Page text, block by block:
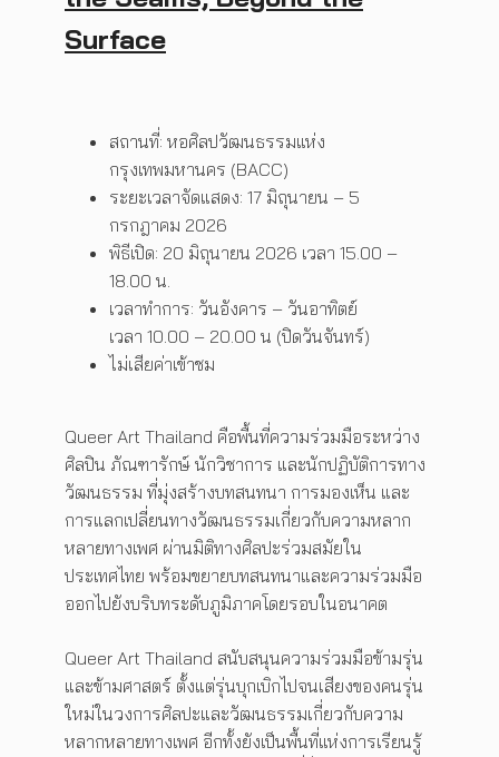
Surface
สถานที่: หอศิลปวัฒนธรรมแห่ง
กรุงเทพมหานคร (BACC)
ระยะเวลาจัดแสดง: 17 มิถุนายน – 5
กรกฎาคม 2026
พิธีเปิด: 20 มิถุนายน 2026 เวลา 15.00 –
18.00 น.
เวลาทำการ: วันอังคาร – วันอาทิตย์
เวลา 10.00 – 20.00 น (ปิดวันจันทร์)
ไม่เสียค่าเข้าชม
Queer Art Thailand คือพื้นที่ความร่วมมือระหว่าง
ศิลปิน ภัณฑารักษ์ นักวิชาการ และนักปฏิบัติการทาง
วัฒนธรรม ที่มุ่งสร้างบทสนทนา การมองเห็น และ
การแลกเปลี่ยนทางวัฒนธรรมเกี่ยวกับความหลาก
หลายทางเพศ ผ่านมิติทางศิลปะร่วมสมัยใน
ประเทศไทย พร้อมขยายบทสนทนาและความร่วมมือ
ออกไปยังบริบทระดับภูมิภาคโดยรอบในอนาคต
Queer Art Thailand สนับสนุนความร่วมมือข้ามรุ่น
และข้ามศาสตร์ ตั้งแต่รุ่นบุกเบิกไปจนเสียงของคนรุ่น
ใหม่ในวงการศิลปะและวัฒนธรรมเกี่ยวกับความ
หลากหลายทางเพศ อีกทั้งยังเป็นพื้นที่แห่งการเรียนรู้